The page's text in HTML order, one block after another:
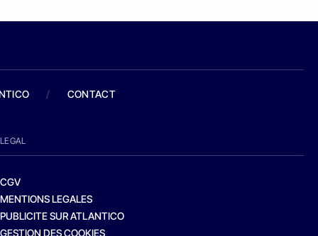
/ CONTACT
LEGAL
CGV
MENTIONS LEGALES
PUBLICITE SUR ATLANTICO
GESTION DES COOKIES